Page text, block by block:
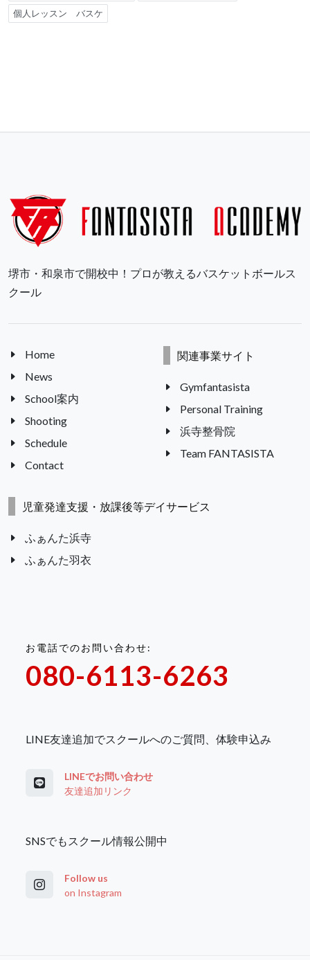
個人レッスン バスケ
堺市・和泉市で開校中！プロが教えるバスケットボールス
クール
Home
News
School案内
Shooting
Schedule
Contact
関連事業サイト
Gymfantasista
Personal Training
浜寺整骨院
Team FANTASISTA
児童発達支援・放課後等デイサービス
ふぁんた浜寺
ふぁんた羽衣
お電話でのお問い合わせ:
080-6113-6263
LINE友達追加でスクールへのご質問、体験申込み
LINEでお問い合わせ
友達追加リンク
SNSでもスクール情報公開中
Follow us
on Instagram